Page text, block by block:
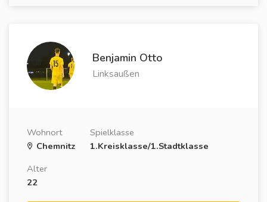
Benjamin Otto
Linksaußen
Wohnort
Chemnitz
Spielklasse
1.Kreisklasse/1.Stadtklasse
Alter
22